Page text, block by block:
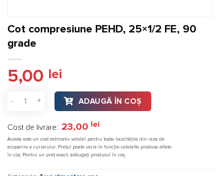
Cot compresiune PEHD, 25×1/2 FE, 90
grade
5,00 lei
Cantitate Cot compresiune PEHD, 25×1/2 FE, 90 grade
ADAUGĂ ÎN COȘ
Cost de livrare: 23,00 lei
Acesta este un cost estimativ valabil pentru toate localitățile din raza de
acoperire a curierului. Prețul poate varia în funcție celelalte produse aflate
în coș. Pentru un preț exact, adăugați produsul în coș.